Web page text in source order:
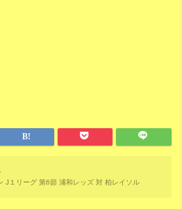
J１リーグ 第6節 浦和レッズ 対 柏レイソル